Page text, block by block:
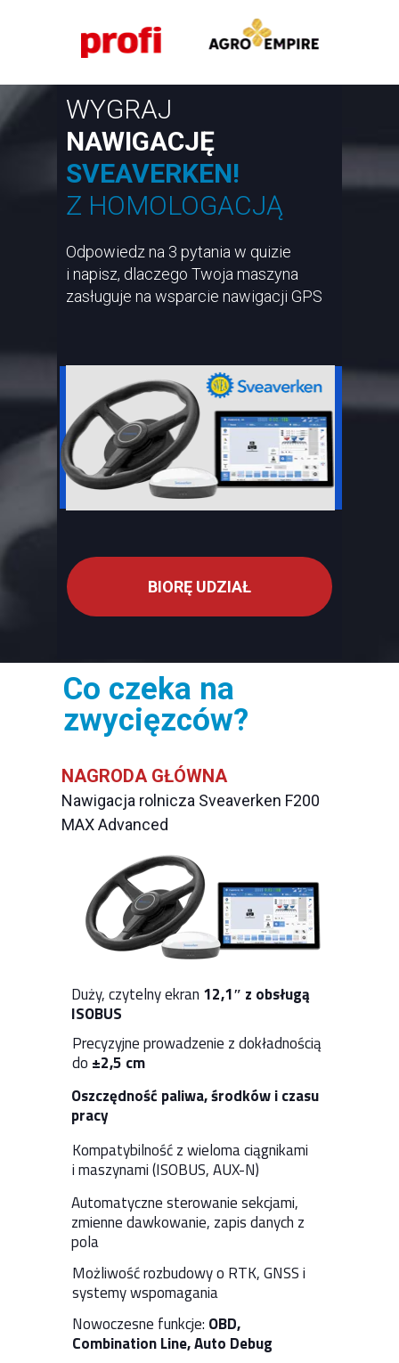
WYGRAJ
NAWIGACJĘ
SVEAVERKEN!
Z HOMOLOGACJĄ
BIORĘ UDZIAŁ
Odpowiedz na 3 pytania w quizie
i napisz, dlaczego Twoja maszyna
zasługuje na wsparcie nawigacji GPS
Co czeka na
zwycięzców?
NAGRODA GŁÓWNA
Nawigacja rolnicza Sveaverken F200
MAX Advanced
Precyzyjne prowadzenie z dokładnością
do ±2,5 cm
Duży, czytelny ekran 12,1″ z obsługą
ISOBUS
Automatyczne sterowanie sekcjami,
zmienne dawkowanie, zapis danych z
pola
Nowoczesne funkcje: OBD,
Combination Line, Auto Debug
Kompatybilność z wieloma ciągnikami
i maszynami (ISOBUS, AUX-N)
Oszczędność paliwa, środków i czasu
pracy
Możliwość rozbudowy o RTK, GNSS i
systemy wspomagania